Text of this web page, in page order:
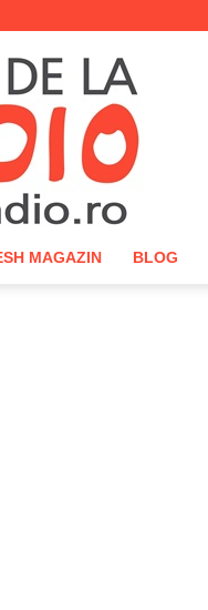
MAGAZIN BLOG